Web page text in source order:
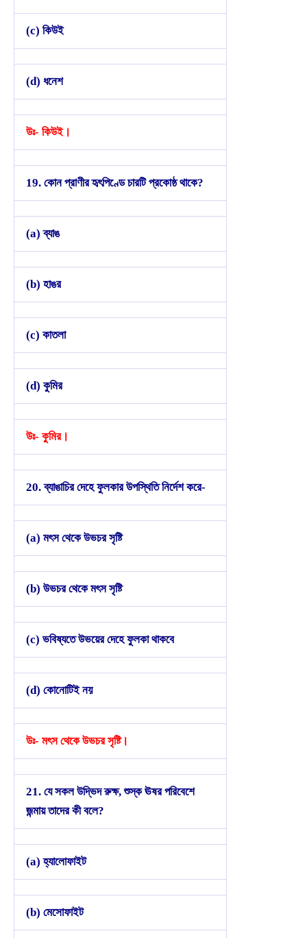
(c) কিউই
(d) ধনেশ
উঃ- কিউই।
19. কোন প্রাণীর হৃৎপিণ্ডে চারটি প্রকোষ্ঠ থাকে?
(a) ব্যাঙ
(b) হাঙর
(c) কাতলা
(d) কুমির
উঃ- কুমির।
20. ব্যাঙাচির দেহে ফুলকার উপস্থিতি নির্দেশ করে-
(a) মৎস থেকে উভচর সৃষ্টি
(b) উভচর থেকে মৎস সৃষ্টি
(c) ভবিষ্যতে উভয়ের দেহে ফুলকা থাকবে
(d) কোনোটিই নয়
উঃ- মৎস থেকে উভচর সৃষ্টি।
21. যে সকল উদ্ভিদ রুক্ষ, শুস্ক ঊষর পরিবেশে
জন্মায় তাদের কী বলে?
(a) হ্যালোফাইট
(b) মেসোফাইট